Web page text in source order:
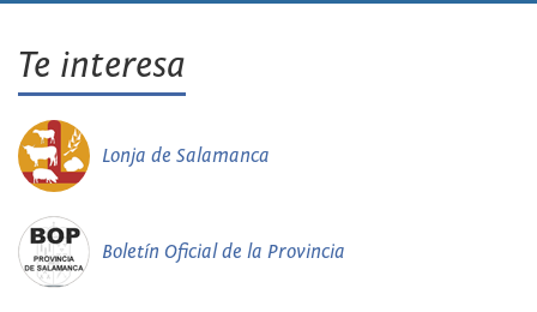
Te interesa
Lonja de Salamanca
Boletín Oficial de la Provincia